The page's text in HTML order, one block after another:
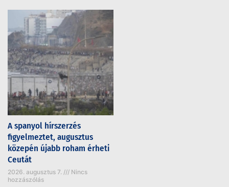
A spanyol hírszerzés
figyelmeztet, augusztus
közepén újabb roham érheti
Ceutát
2026. augusztus 7.
Nincs
hozzászólás